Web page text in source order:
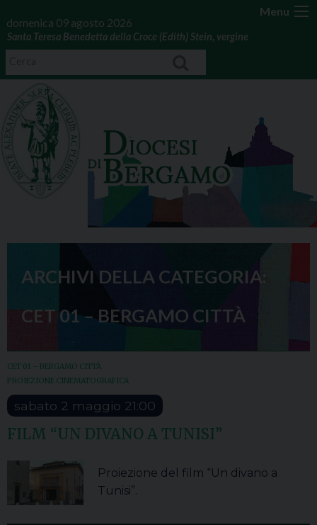
Menu
domenica 09 agosto 2026
Santa Teresa Benedetta della Croce (Edith) Stein, vergine
ARCHIVI DELLA CATEGORIA:
CET 01 – BERGAMO CITTÀ
CET 01 – BERGAMO CITTÀ
PROIEZIONE CINEMATOGRAFICA
sabato 2 maggio 21:00
FILM “UN DIVANO A TUNISI”
Proiezione del film “Un divano a
Tunisi”.